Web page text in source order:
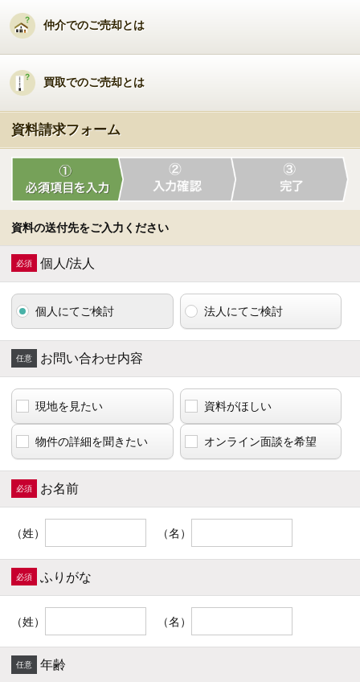
仲介でのご売却とは
買取でのご売却とは
資料請求フォーム
資料の送付先をご入力ください
個人/法人
個人にてご検討 法人にてご検討
お問い合わせ内容
現地を見たい 資料がほしい
物件の詳細を聞きたい オンライン面談を希望
お名前
（姓） （名）
ふりがな
（姓） （名）
年齢